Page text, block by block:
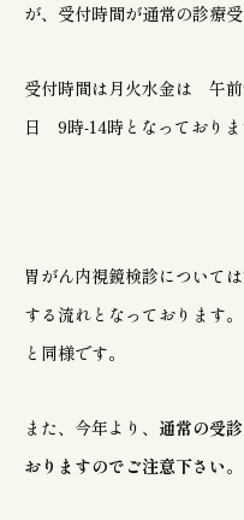
が、受付時間が通常の診療
受付時間は月火水金は 午
日 9時-14時となっておりま
胃がん内視鏡検診について
する流れとなっております
と同様です。
また、今年より、 通常の受
おりますのでご注意下さい。